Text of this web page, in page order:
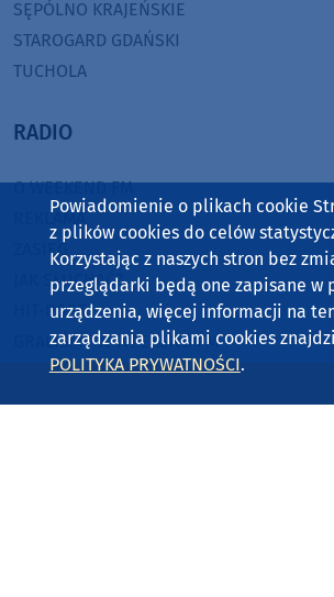
SĘPÓLNO KRAJEŃSKIE
STAROGARD GDAŃSKI
TUCHOLA
RADIO
O WEEKEND FM
REKLAMA
ZASIĘG
JAK SŁUCHAĆ?
HIT-PORT
GRALIŚMY W WEEKEND FM
CZĘSTOTLIWOŚCI
Powiadomienie o plikach cookie
z plików cookies do celów
Korzystając z naszych stron bez
przeglądarki będą one zapisane w
urządzenia, więcej informacji na
zarządzania plikami cookies
POLITYKA PRYWATNOŚCI.